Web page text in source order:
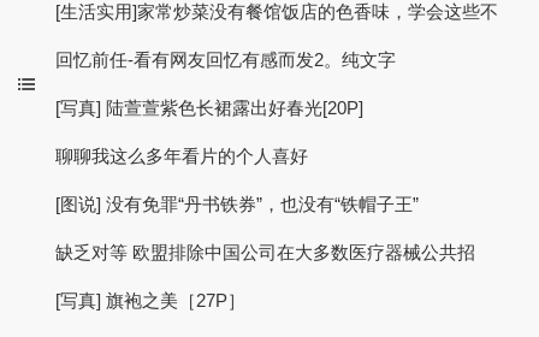
[生活实用]家常炒菜没有餐馆饭店的色香味，学会这些不
回忆前任-看有网友回忆有感而发2。纯文字
[写真] 陆萱萱紫色长裙露出好春光[20P]
聊聊我这么多年看片的个人喜好
[图说] 没有免罪“丹书铁券”，也没有“铁帽子王”
缺乏对等 欧盟排除中国公司在大多数医疗器械公共招
[写真] 旗袍之美［27P］